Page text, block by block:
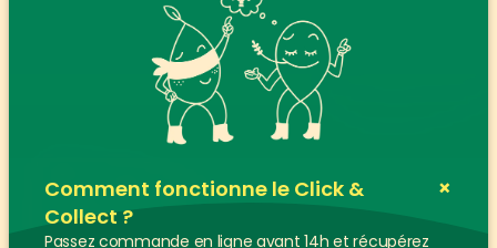
Comment fonctionne le Click &
Collect ?
+
Passez commande en ligne avant 14h et récupérez